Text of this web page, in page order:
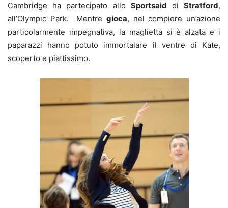
Cambridge ha partecipato allo Sportsaid diStratford,
all’Olympic Park. Mentre gioca, nel compiere un’azione
particolarmente impegnativa, la maglietta si è alzata e i
paparazzi hanno potuto immortalare il ventre di Kate,
scoperto e piattissimo.